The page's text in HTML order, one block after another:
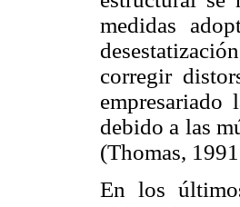
medidas
corregir
debido a las
(Thomas,
En los